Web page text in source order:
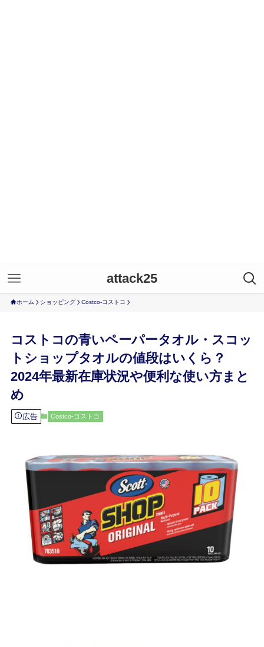
attack25
ホーム ショッピング Costco-コストコ
コストコの青いペーパータオル・スコッ
トショップタオルの値段はいくら？
2024年最新在庫状況や便利な使い方まと
め
広告 Costco-コストコ